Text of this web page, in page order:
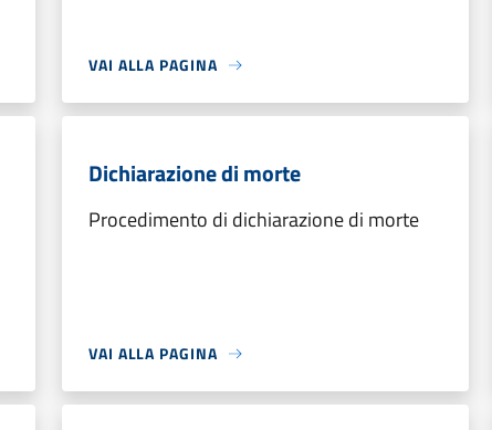
VAI ALLA PAGINA
Dichiarazione di morte
Procedimento di dichiarazione di morte
VAI ALLA PAGINA